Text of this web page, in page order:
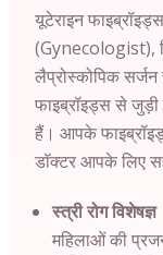
यूटेराइन
(Gynecologist),
लैप्रोस्कोपिक
फाइब्रॉइड्स से
हैं। आपके
डॉक्टर आपके लिए
स्त्री रोग विशेषज्ञ
महिलाओं की